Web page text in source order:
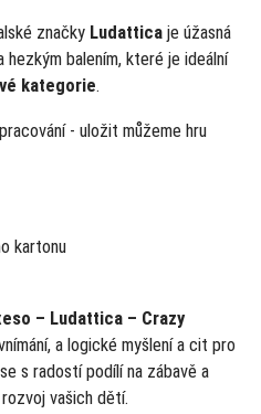
značky Ludattica je úžasná
hezkým balením, které je ideální
kategorie.
- uložit můžeme hru
kartonu
– Ludattica – Crazy
a logické myšlení a cit pro
s radostí podílí na zábavě a
vašich dětí.